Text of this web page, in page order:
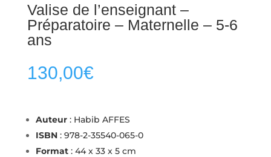
Valise de l’enseignant –
Préparatoire – Maternelle – 5-6
ans
130,00€
Auteur: Habib AFFES
ISBN: 978-2-35540-065-0
Format: 44 x 33 x 5 cm